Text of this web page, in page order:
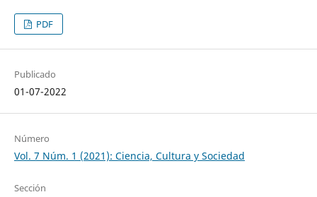
PDF
Publicado
01-07-2022
Número
Vol. 7 Núm. 1 (2021): Ciencia, Cultura y Sociedad
Sección